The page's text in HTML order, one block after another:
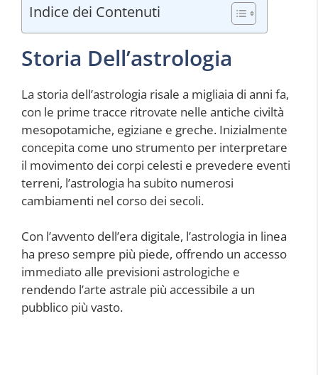
Indice dei Contenuti
Storia Dell’astrologia
La storia dell’astrologia risale a migliaia di anni fa,
con le prime tracce ritrovate nelle antiche civiltà
mesopotamiche, egiziane e greche. Inizialmente
concepita come uno strumento per interpretare
il movimento dei corpi celesti e prevedere eventi
terreni, l’astrologia ha subito numerosi
cambiamenti nel corso dei secoli.
Con l’avvento dell’era digitale, l’astrologia in linea
ha preso sempre più piede, offrendo un accesso
immediato alle previsioni astrologiche e
rendendo l’arte astrale più accessibile a un
pubblico più vasto.